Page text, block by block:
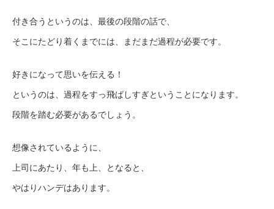
付き合うというのは、最後の段階の話で、
そこにたどり着くまでには、まだまだ過程が必要です。
好きになって思いを伝える！
というのは、過程をすっ飛ばしすぎということになります。
段階を踏む必要があるでしょう。
想像されているように、
上司にあたり、年も上、となると、
やはりハンデはあります。